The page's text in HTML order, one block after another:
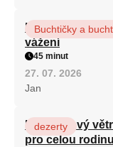
Hrnková
vážení
Buchtičky a
45 minut
27. 07. 2026
Jan
Karamelový
pro celou rodinu
dezerty